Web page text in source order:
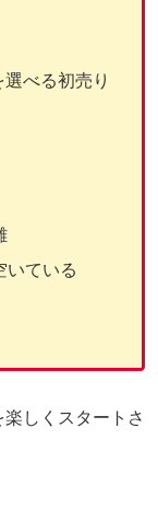
べる初売り
いている
しくスタートさ